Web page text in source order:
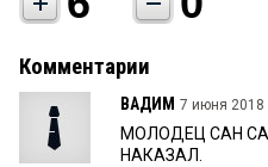
Комментарии
ВАДИМ 7 июня 2018
МОЛОДЕЦ САН
НАКАЗАЛ.